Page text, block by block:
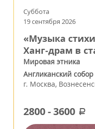
Суббота
19 сентября 2026
«Музыка
Ханг‑драм в
Мировая этника
Англиканский
г. Москва,
2800-3600 a